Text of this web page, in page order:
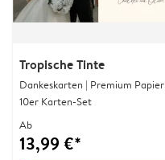
Tropische Tinte
Dankeskarten | Premium Papier
10er Karten-Set
Ab
13,99 €*